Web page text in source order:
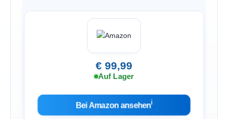
€ 99,99
Auf Lager
Bei Amazon ansehenℹ︎